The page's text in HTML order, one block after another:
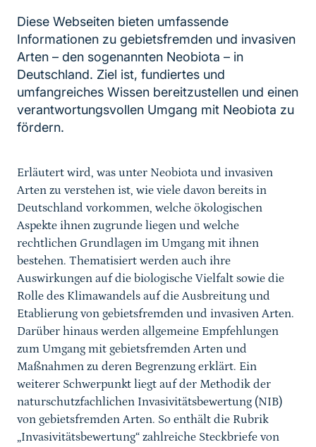
Diese Webseiten bieten umfassende
Informationen zu gebietsfremden und invasiven
Arten – den sogenannten Neobiota – in
Deutschland. Ziel ist, fundiertes und
umfangreiches Wissen bereitzustellen und einen
verantwortungsvollen Umgang mit Neobiota zu
fördern.
Erläutert wird, was unter Neobiota und invasiven
Arten zu verstehen ist, wie viele davon bereits in
Deutschland vorkommen, welche ökologischen
Aspekte ihnen zugrunde liegen und welche
rechtlichen Grundlagen im Umgang mit ihnen
bestehen. Thematisiert werden auch ihre
Auswirkungen auf die biologische Vielfalt sowie die
Rolle des Klimawandels auf die Ausbreitung und
Etablierung von gebietsfremden und invasiven Arten.
Darüber hinaus werden allgemeine Empfehlungen
zum Umgang mit gebietsfremden Arten und
Maßnahmen zu deren Begrenzung erklärt. Ein
weiterer Schwerpunkt liegt auf der Methodik der
naturschutzfachlichen Invasivitätsbewertung (NIB)
von gebietsfremden Arten. So enthält die Rubrik
„Invasivitätsbewertung“ zahlreiche Steckbriefe von